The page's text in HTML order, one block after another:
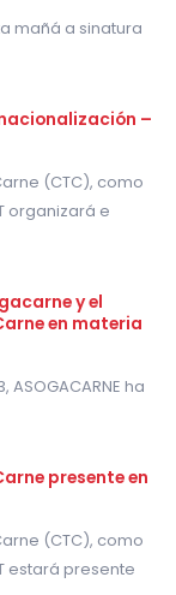
mañá a sinatura
–
(CTC), como
organizará e
y el
en materia
ha
presente en
(CTC), como
estará presente